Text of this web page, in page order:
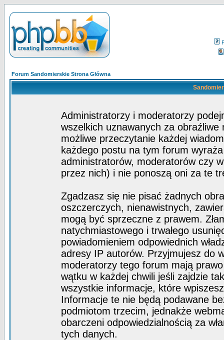
Forum Sandomierskie Strona Główna
Administratorzy i moderatorzy
wszelkich uznawanych za obraźliwe
możliwe przeczytanie każdej
każdego postu na tym forum
administratorów, moderatorów czy
przez nich) i nie ponoszą oni za te
Zgadzasz się nie pisać żadnych
oszczerczych, nienawistnych,
mogą być sprzeczne z prawem.
natychmiastowego i trwałego
powiadomieniem odpowiednich
adresy IP autorów. Przyjmujesz do
moderatorzy tego forum mają
wątku w każdej chwili jeśli zajdzie
wszystkie informacje, które
Informacje te nie będą podawane
podmiotom trzecim, jednakże
obarczeni odpowiedzialnością za
tych danych.